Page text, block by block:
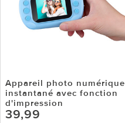
Appareil photo numérique
instantané avec fonction
d'impression
39,99